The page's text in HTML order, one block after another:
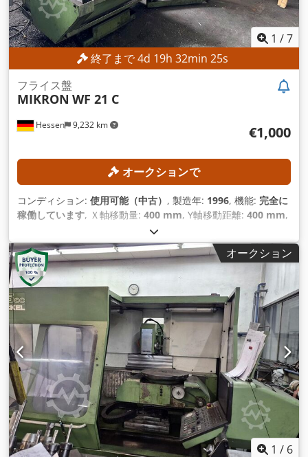
1 /7
終了まで4d 19h 32min 22s
Hessen 9,232 km
フライス盤
MIKRONWF 21 C
€1,000
オークションで
コンディション: 使用可能（中古） , 製造年: 1996 , 機能: 完全に
稼働しています , Ｘ軸移動量: 400 mm , Y軸移動距離: 400 mm
450 mm,
オークション
1 / 6